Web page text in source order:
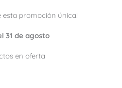
esta promoción única!
31 de agosto
en oferta